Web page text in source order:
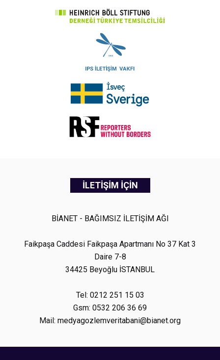
İLETİŞİM İÇİN
BİANET - BAĞIMSIZ İLETİŞİM AĞI
Faikpaşa Caddesi Faikpaşa Apartmanı No 37 Kat 3
Daire 7-8
34425 Beyoğlu İSTANBUL
Tel: 0212 251 15 03
Gsm: 0532 206 36 69
Mail: medyagozlemveritabani@bianet.org